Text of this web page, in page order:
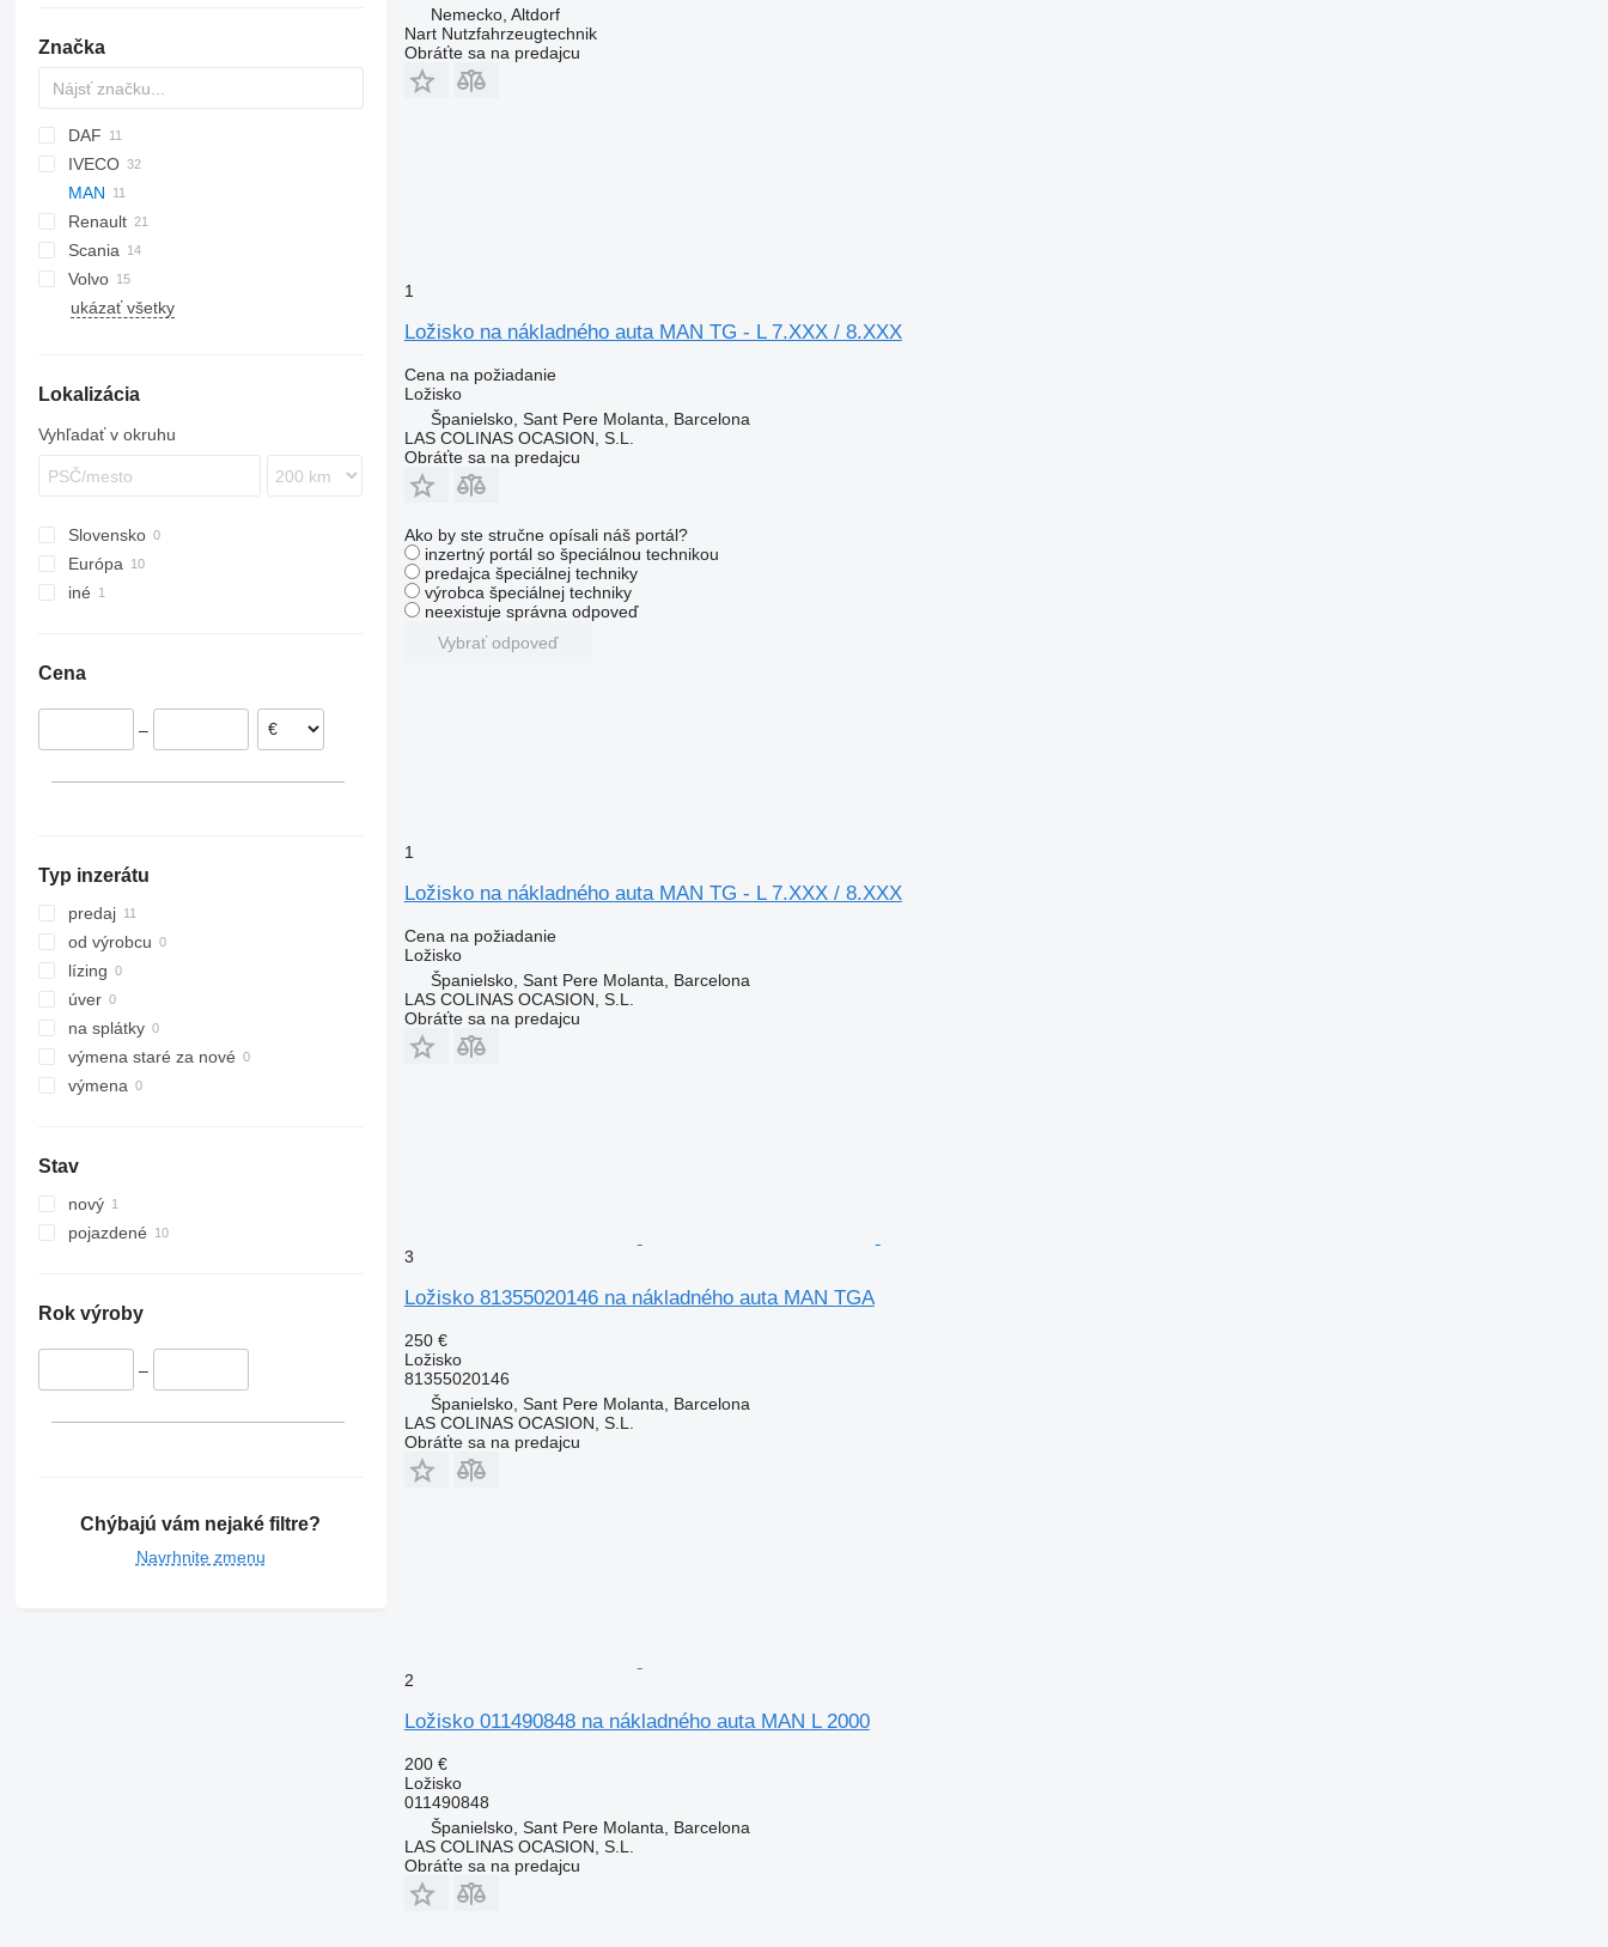
Značka
HD
DAF
LF
XF
IVECO
Daily
EuroCargo
Eurotech
Stralis
Trakker
MAN
F90
L2000
TGA
Atego
Canter
Atleon
Renault
Magnum
Mascott
Midliner
Scania
Volvo
FH
ukázať všetky
Lokalizácia
Vyhľadať v okruhu
Slovensko
Európa
iné
Cena
–
Typ inzerátu
predaj
od výrobcu
lízing
úver
na splátky
výmena staré za nové
výmena
Stav
nový
pojazdené
Rok výroby
–
Chýbajú vám nejaké filtre?
Navrhnite zmenu
Nemecko, Altdorf
Nart Nutzfahrzeugtechnik
Obráťte sa na predajcu
1
Ložisko na nákladného auta MAN TG - L 7.XXX / 8.XXX
Cena na požiadanie
Ložisko
Španielsko, Sant Pere Molanta, Barcelona
LAS COLINAS OCASION, S.L.
Obráťte sa na predajcu
Ako by ste stručne opísali náš portál?
inzertný portál so špeciálnou technikou
predajca špeciálnej techniky
výrobca špeciálnej techniky
neexistuje správna odpoveď
Vybrať odpoveď
1
Ložisko na nákladného auta MAN TG - L 7.XXX / 8.XXX
Cena na požiadanie
Ložisko
Španielsko, Sant Pere Molanta, Barcelona
LAS COLINAS OCASION, S.L.
Obráťte sa na predajcu
3
Ložisko 81355020146 na nákladného auta MAN TGA
250 €
Ložisko
81355020146
Španielsko, Sant Pere Molanta, Barcelona
LAS COLINAS OCASION, S.L.
Obráťte sa na predajcu
2
Ložisko 011490848 na nákladného auta MAN L 2000
200 €
Ložisko
011490848
Španielsko, Sant Pere Molanta, Barcelona
LAS COLINAS OCASION, S.L.
Obráťte sa na predajcu